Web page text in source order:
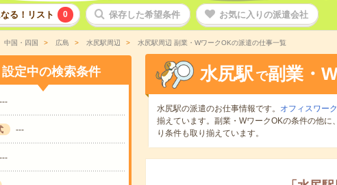
る！リスト 0 保存した希望条件 お気に入りの派遣会社
中国・四国 広島 水尻駅周辺 水尻駅周辺 副業・WワークOKの派遣の仕事一覧
設定中の検索条件
---
---
---
水尻駅 で副業・
水尻駅の派遣のお仕事情報です。 オフィスワー
揃えています。副業・WワークOKの条件の他に、
り条件も取り揃えています。